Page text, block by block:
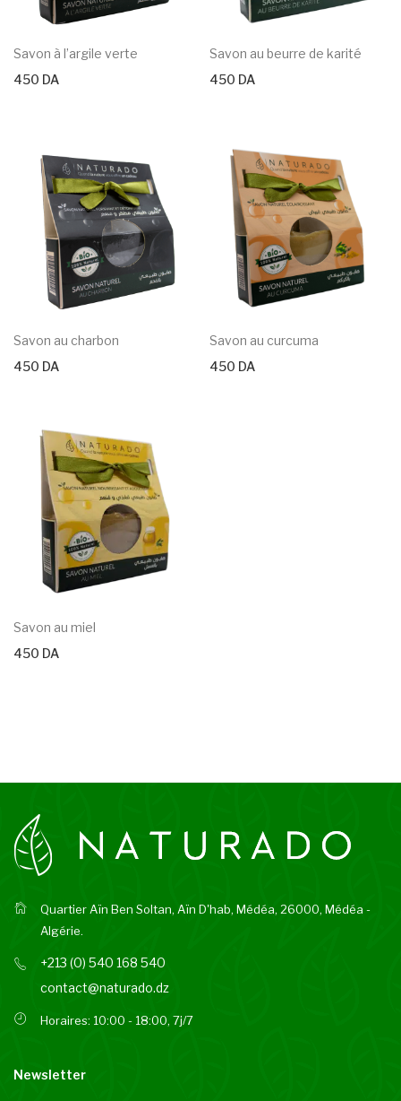
Savon à l’argile verte
450 DA
Savon au beurre de karité
450 DA
Savon au charbon
450 DA
Savon au curcuma
450 DA
Savon au miel
450 DA
Quartier Aïn Ben Soltan, Aïn D'hab, Médéa, 26000, Médéa -
Algérie.
+213 (0) 540 168 540
contact@naturado.dz
Horaires: 10:00 - 18:00, 7j/7
Newsletter